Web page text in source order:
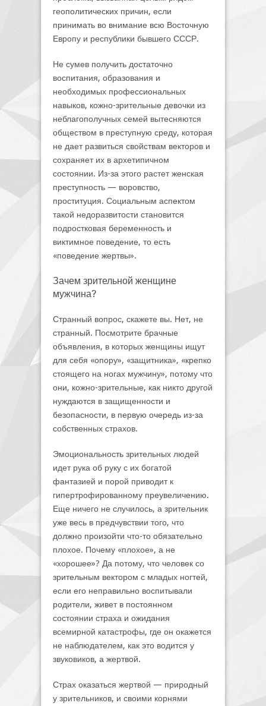
геополитических причин, если
принимать во внимание всю Восточную
Европу и республики бывшего СССР.
Не сумев получить достаточно
воспитания, образования и
необходимых профессиональных
навыков, кожно-зрительные девочки из
неблагополучных семей вытесняются
обществом в преступную среду, которая
не дает развиться свойствам векторов и
сохраняет их в архетипичном
состоянии. Из-за этого растет женская
преступность — воровство,
проституция. Социальным аспектом
такой недоразвитости становится
подростковая беременность и
виктимное поведение, то есть
«поведение жертвы».
Зачем зрительной женщине
мужчина?
Странный вопрос, скажете вы. Нет, не
странный. Посмотрите брачные
объявления, в которых женщины ищут
для себя «опору», «защитника», «крепко
стоящего на ногах мужчину», потому что
они, кожно-зрительные, как никто другой
нуждаются в защищенности и
безопасности, в первую очередь из-за
собственных страхов.
Эмоциональность зрительных людей
идет рука об руку с их богатой
фантазией и порой приводит к
гипертрофированному преувеличению.
Еще ничего не случилось, а зрительник
уже весь в предчувствии того, что
должно произойти что-то обязательно
плохое. Почему «плохое», а не
«хорошее»? Да потому, что человек со
зрительным вектором с младых ногтей,
если его неправильно воспитывали
родители, живет в постоянном
состоянии страха и ожидания
всемирной катастрофы, где он окажется
не наблюдателем, как это водится у
звуковиков, а жертвой.
Страх оказаться жертвой — природный
у зрительников, и своими корнями